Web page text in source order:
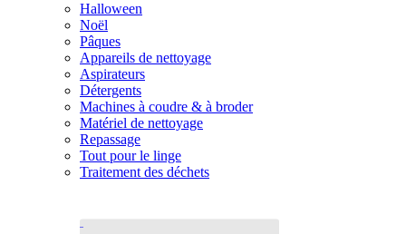
Halloween
Noël
Pâques
Appareils de nettoyage
Aspirateurs
Détergents
Machines à coudre & à broder
Matériel de nettoyage
Repassage
Tout pour le linge
Traitement des déchets